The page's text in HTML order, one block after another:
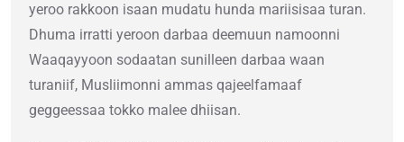
yeroo rakkoon isaan mudatu hunda mariisisaa turan.
Dhuma irratti yeroon darbaa deemuun namoonni
Waaqayyoon sodaatan sunilleen darbaa waan
turaniif, Musliimonni ammas qajeelfamaaf
geggeessaa tokko malee dhiisan.